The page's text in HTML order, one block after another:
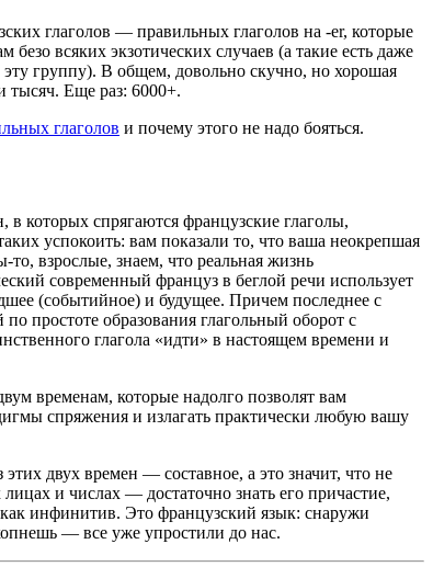
глаголов — правильных глаголов на -er, которые
всяких экзотических случаев (а такие есть даже
группу). В общем, довольно скучно, но хорошая
тысяч. Еще раз: 6000+.
глаголов и почему этого не надо бояться.
которых спрягаются французские глаголы,
успокоить: вам показали то, что ваша неокрепшая
взрослые, знаем, что реальная жизнь
современный француз в беглой речи использует
(событийное) и будущее. Причем последнее с
простоте образования глагольный оборот с
глагола «идти» в настоящем времени и
временам, которые надолго позволят вам
спряжения и излагать практически любую вашу
двух времен — составное, а это значит, что не
и числах — достаточно знать его причастие,
как инфинитив. Это французский язык: снаружи
— все уже упростили до нас.